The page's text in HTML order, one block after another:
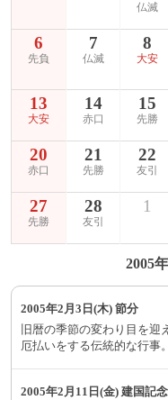
仏滅
6
先負
7
仏滅
8
大安
13
大安
14
赤口
15
先勝
20
赤口
21
先勝
22
友引
27
先勝
28
友引
1
2005
2005年2月3日(木) 節分
旧暦の季節の変わり目を
厄払いをする伝統的な行事。
2005年2月11日(金) 建国記